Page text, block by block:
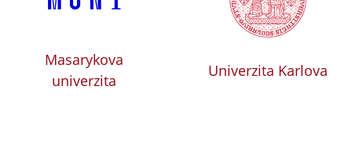
Masarykova
univerzita
Univerzita Karlova